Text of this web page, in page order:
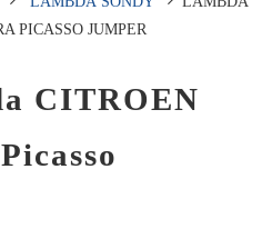
PICASSO JUMPER
CITROEN